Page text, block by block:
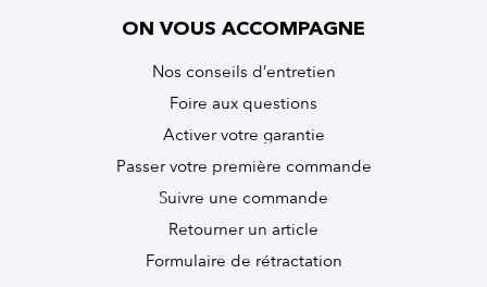
ON VOUS ACCOMPAGNE
Nos conseils d’entretien
Foire aux questions
Activer votre garantie
Passer votre première commande
Suivre une commande
Retourner un article
Formulaire de rétractation